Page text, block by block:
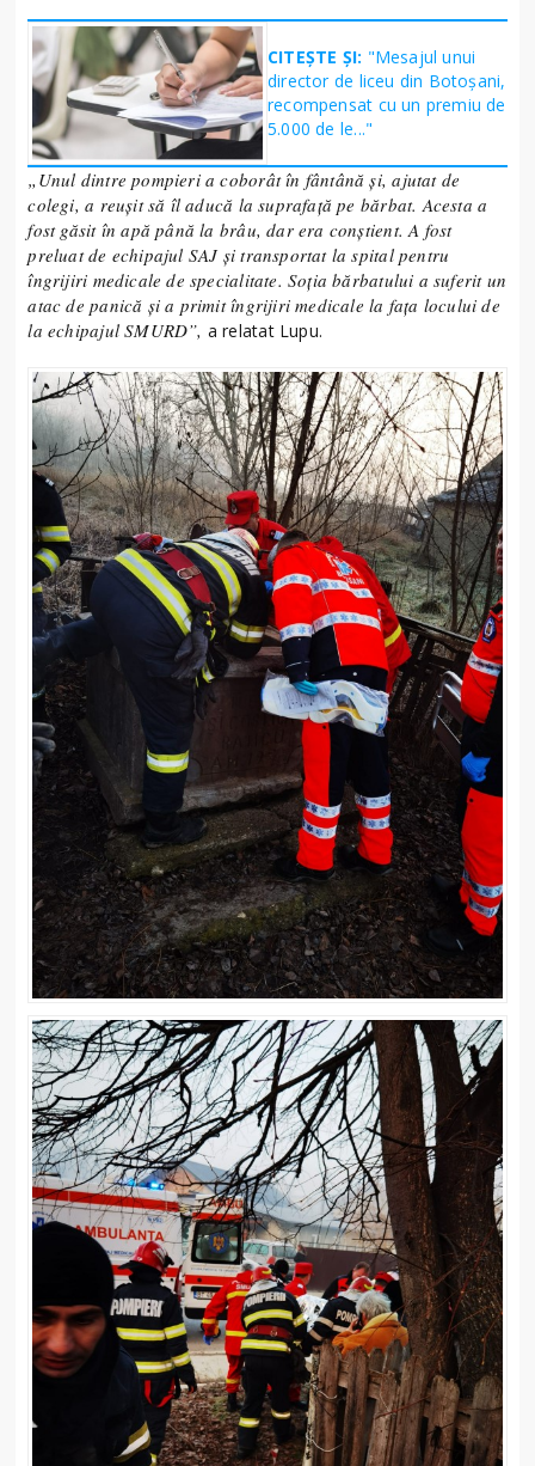
CITEȘTE ȘI: "Mesajul unui
director de liceu din Botoșani,
recompensat cu un premiu de
5.000 de le..."
„Unul dintre pompieri a coborât în fântână și, ajutat de
colegi, a reușit să îl aducă la suprafață pe bărbat. Acesta a
fost găsit în apă până la brâu, dar era conștient. A fost
preluat de echipajul SAJ și transportat la spital pentru
îngrijiri medicale de specialitate. Soția bărbatului a suferit un
atac de panică și a primit îngrijiri medicale la fața locului de
la echipajul SMURD”, a relatat Lupu.